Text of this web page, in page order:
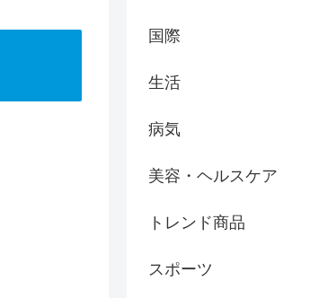
国際
生活
病気
美容・ヘルスケア
トレンド商品
スポーツ